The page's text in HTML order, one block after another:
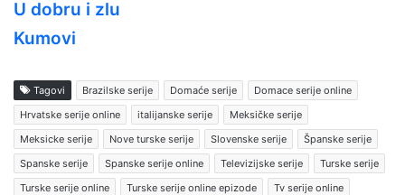
U dobru i zlu
Kumovi
Tagovi Brazilske serije Domaće serije
Domace serije online
Hrvatske serije online
italijanske serije
Meksičke serije
Meksicke serije
Nove turske serije Slovenske serije
Španske serije
Spanske serije
Spanske serije online Televizijske serije
Turske serije
Turske serije online
Turske serije online epizode Tv serije online